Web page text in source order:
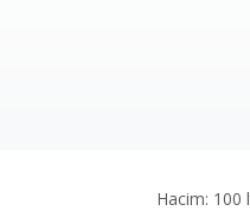
Hacim: 100